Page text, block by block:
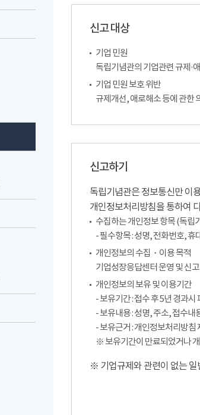
신고 대상
기업 민원
독립기념관의 기업관련 규제·
기업 민원 보호 위반
규제개선, 애로해소 등에 관한
신고하기
독립기념관은 정보통신만 이
개인정보처리방침을 통하여
수집하는 개인정보 항목 (독립
- 필수항목 : 성명, 전화번호, 휴
개인정보의 수집・이용 목적
기업성장응답센터 운영 및 신
개인정보의 보유 및 이용기간
- 보유기간 : 접수 후 5년 경과시
- 보유내용 : 성명, 주소, 접수내
- 보유근거 : 개인정보처리방
※ 보유기간이 만료되었거나
※ 기업규제와 관련이 없는 일